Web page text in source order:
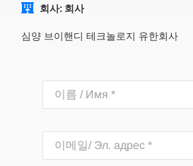
회사: 회사
심양 브이핸디 테크놀로지 유한회사